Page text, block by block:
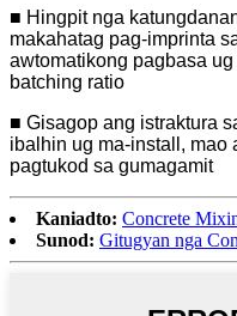
■ Hingpit nga
makahatag pag-imprinta
awtomatikong pagbasa
batching ratio
■ Gisagop ang istraktura
ibalhin ug ma-install, mao
pagtukod sa gumagamit
Kaniadto: Concrete
Sunod: Gitugyan nga